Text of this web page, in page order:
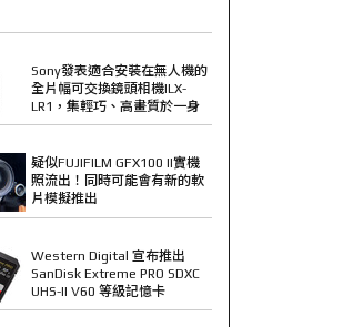
Sony發表適合安裝在無人機的
全片幅可交換鏡頭相機ILX-
LR1，集輕巧、高畫質於一身
疑似FUJIFILM GFX100 II實機
照流出！同時可能會有新的軟
片模擬推出
Western Digital 宣布推出
SanDisk Extreme PRO SDXC
UHS-II V60 等級記憶卡